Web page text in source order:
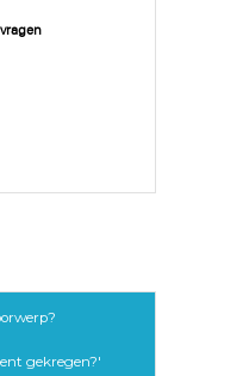
gekregen?'